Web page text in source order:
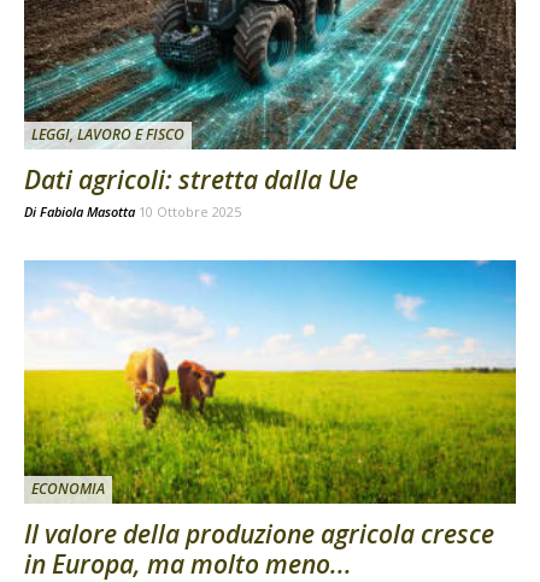
LEGGI, LAVORO E FISCO
Dati agricoli: stretta dalla Ue
Di Fabiola Masotta 10 Ottobre 2025
ECONOMIA
Il valore della produzione agricola cresce
in Europa, ma molto meno...